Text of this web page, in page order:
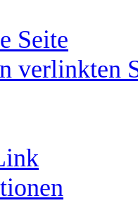
Seite
verlinkten